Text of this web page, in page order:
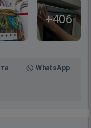
+406
WhatsApp